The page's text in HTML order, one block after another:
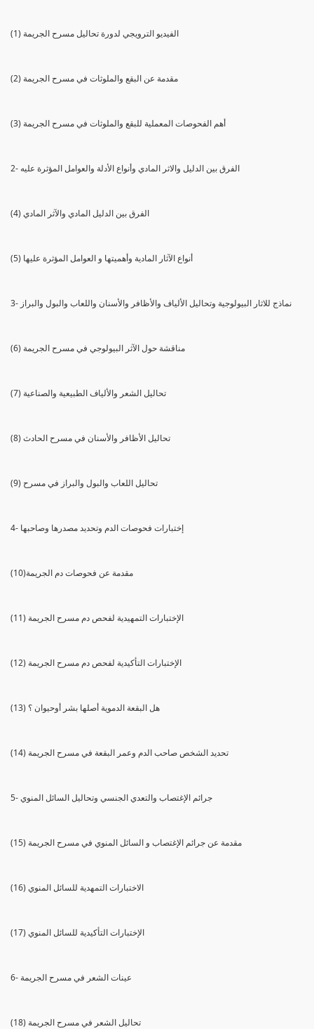
(1) الفيديو الترويجي لدورة تحاليل مسرح الجريمة
(2) مقدمة عن البقع والملوثات في مسرح الجريمة
(3) أهم الفحوصات المعملية للبقع والملوثات في مسرح الجريمة
2- الفرق بين الدليل والاثر المادي وأنواع الأدلة والعوامل المؤثرة عليه
(4) الفرق بين الدليل المادي والآثر المادي
(5) أنواع الآثار المادية وأهميتها و العوامل المؤثرة عليها
3- نماذج للاثار البيولوجية وتحاليل الألياف والأظافر والأسنان واللعاب والبول والبراز
(6) مناقشة حول الآثر البيولوجي في مسرح الجريمة
(7) تحاليل الشعر والألياف الطبيعية والصناعية
(8) تحاليل الأظافر والأسنان في مسرح الحادث
(9) تحاليل اللعاب والبول والبراز في مسرح
4- إختبارات فحوصات الدم وتحديد مصدرها وصاحبها
(10)مقدمة عن فحوصات دم الجريمة
(11) الإختبارات التمهيدية لفحص دم مسرح الجريمة
(12) الإختبارات التأكيدية لفحص دم مسرح الجريمة
(13) هل البقعة الدموية أصلها بشر أوحيوان ؟
(14) تحديد الشخص صاحب الدم وعمر البقعة في مسرح الجريمة
5- جرائم الإغتصاب والتعدي الجنسي وتحاليل السائل المنوي
(15) مقدمة عن جرائم الإغتصاب و السائل المنوي في مسرح الجريمة
(16) الاختبارات التمهدية للسائل المنوي
(17) الإختبارات التأكيدية للسائل المنوي
6- عينات الشعر في مسرح الجريمة
(18) تحاليل الشعر في مسرح الجريمة